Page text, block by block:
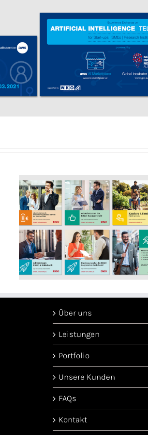
Website für Kfz-Haag
Über uns
Leistungen
Portfolio
Unsere Kunden
FAQs
Kontakt